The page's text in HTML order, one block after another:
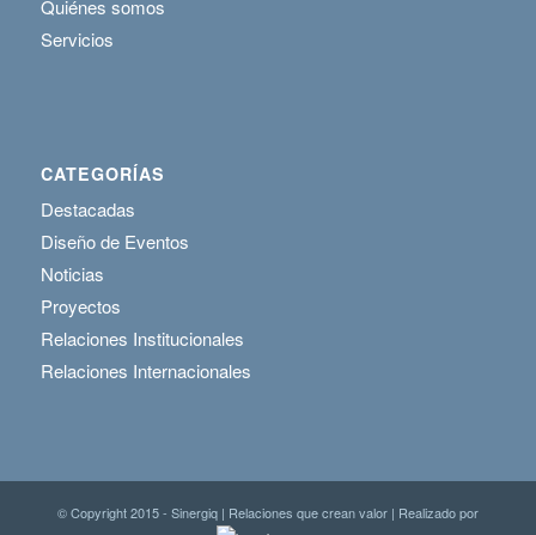
Quiénes somos
Servicios
CATEGORÍAS
Destacadas
Diseño de Eventos
Noticias
Proyectos
Relaciones Institucionales
Relaciones Internacionales
© Copyright 2015 - Sinergiq | Relaciones que crean valor | Realizado por